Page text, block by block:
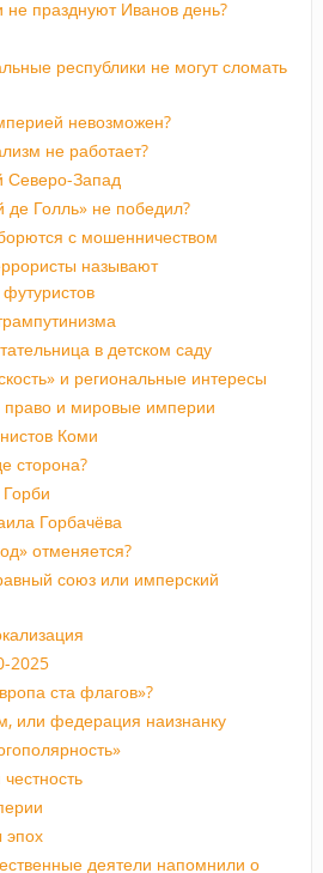
не празднуют Иванов день?
республики не могут сломать
невозможен?
не работает?
Северо-Запад
де Голль» не победил?
с мошенничеством
называют
в детском саду
и региональные интересы
и мировые империи
Коми
сторона?
Горбачёва
отменяется?
союз или имперский
2025
ста флагов»?
или федерация наизнанку
эпох
деятели напомнили о